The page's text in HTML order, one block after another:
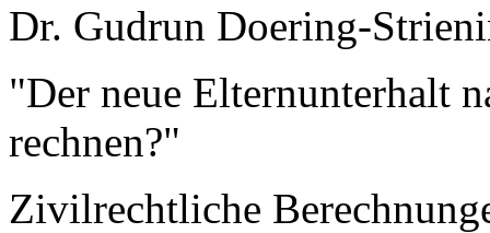
Dr. Gudrun Doering-
"Der neue Elternunterhalt
rechnen?"
Zivilrechtliche